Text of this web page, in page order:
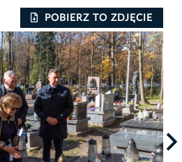
POBIERZ TO ZDJĘCIE